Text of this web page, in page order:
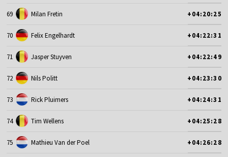
69 Milan Fretin +04:20:25
70 Felix Engelhardt +04:22:31
71 Jasper Stuyven +04:22:49
72 Nils Politt +04:23:30
73 Rick Pluimers +04:24:31
74 Tim Wellens +04:25:28
75 Mathieu Van der Poel +04:26:28